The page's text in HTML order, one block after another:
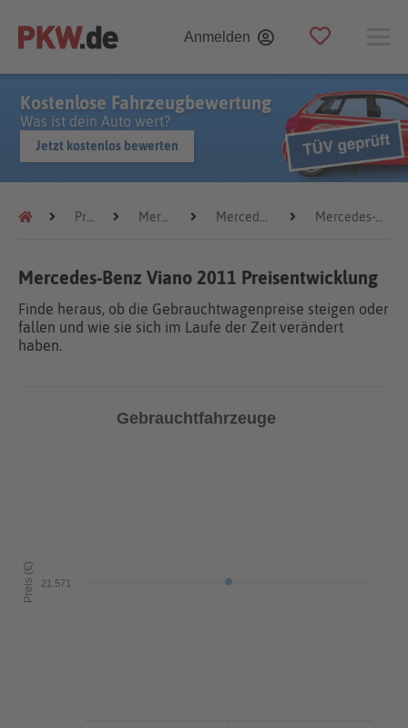
Anmelden
Kostenlose Fahrzeugbewertung
Was ist dein Auto wert?
Jetzt kostenlos bewerten
Preistrends Mercedes-Benz Mercedes-Benz Viano Mercedes-Benz Viano 2011
Mercedes-Benz Viano 2011 Preisentwicklung
Finde heraus, ob die Gebrauchtwagenpreise steigen oder
fallen und wie sie sich im Laufe der Zeit verändert
haben.
Preis (€)
Gebrauchtfahrzeuge
21.571